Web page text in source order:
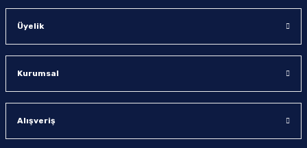
Üyelik
Kurumsal
Alışveriş